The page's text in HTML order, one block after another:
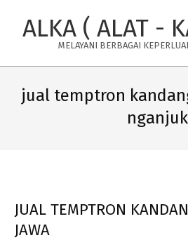
ALKA ( ALAT -
MELAYANI BERBAGAI
Navigation
Menu
jual temptron
nganjuk
JUAL TEMPTRON
JAWA